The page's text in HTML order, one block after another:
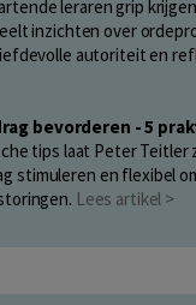
leraren grip
inzichten over
autoriteit en
bevorderen - 5
tips laat Peter Teitler
stimuleren en flexibel
Lees artikel >